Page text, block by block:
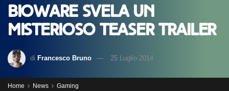
BioWare svela un
misterioso teaser trailer
di Francesco Bruno 25 Luglio 2014
Home News Gaming